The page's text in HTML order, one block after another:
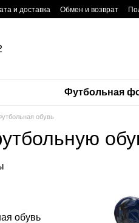
и доставка Обмен и возврат
Футбольная
обувь
обувь